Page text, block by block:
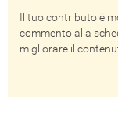
Il tuo contributo è
commento alla
migliorare il